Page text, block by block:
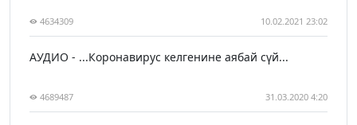
4634309 10.02.2021 23:02
АУДИО - ...Коронавирус келгенине аябай сүй...
4689487 31.03.2020 4:20